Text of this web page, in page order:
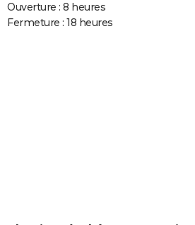
Ouverture : 8 heures
Fermeture : 18 heures